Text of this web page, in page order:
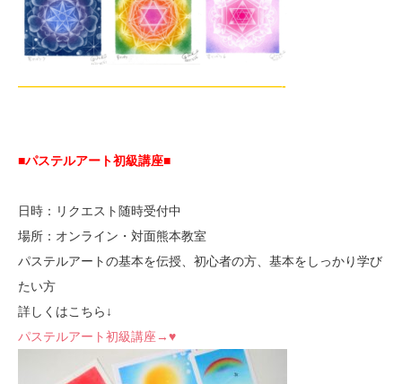
—————————————————————-
■パステルアート初級講座■
日時：リクエスト随時受付中
場所：オンライン・対面熊本教室
パステルアートの基本を伝授、初心者の方、基本をしっかり学び
たい方
詳しくはこちら↓
パステルアート初級講座→♥